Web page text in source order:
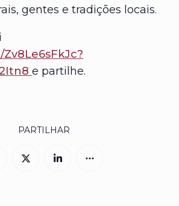
gentes e tradições locais.
e partilhe.
PARTILHAR